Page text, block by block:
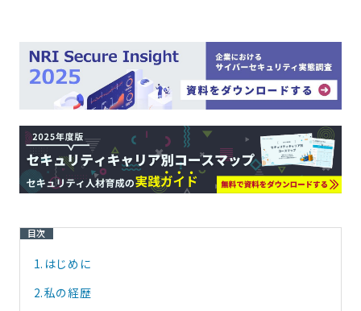
目次
1. はじめに
2.私の経歴